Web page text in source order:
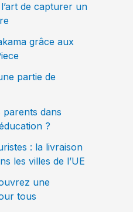
de capturer un
grâce aux
partie de
parents dans
?
: la livraison
les villes de l’UE
une
tous